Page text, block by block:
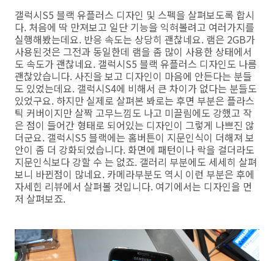
갤럭시S5 블랙 유플러스 디자인 및 스펙을 살펴보도록 합시
다. 처음에 딱 만져보고 일단 기능을 익혀볼려고 여러가지를
실행해봤는데요. 반응 속도는 상당히 괜찮네요. 램은 2GB가
사용된것은 그전과 동일한데 램을 좀 많이 사용한 상태에서
도 속도가 괜찮네요. 갤럭시S5 블랙 유플러스 디자인도 나름
괜찮았습니다. 사진을 보고 디자인이 마음에 안든다는 분들
도 있었는데요. 갤럭시S4에 비해서 큰 차이가 없다는 분들도
있었구요. 하지만 실제로 살펴본 봐로는 후면 부분은 플라스
틱 커버이지만 살짝 고무느낌도 나고 미끌림에도 강했고 작
은 점이 들어간 형태로 되어있는 디자인이 그렇게 나쁘진 않
더군요. 갤럭시S5 블랙에는 홈버튼이 지문인식이 더해져 보
안이 좀 더 강화되었습니다. 화면에 패턴이나 락을 걸더라도
지문인식보다 강할 수 는 없죠. 갤러리 부분에도 세세히 살펴
보니 바뀐점이 많네요. 카메라부분도 역시 이런 부분은 후에
자세힌 리뷰에서 살펴볼 것입니다. 여기에서는 디자인을 먼
저 살펴보죠.